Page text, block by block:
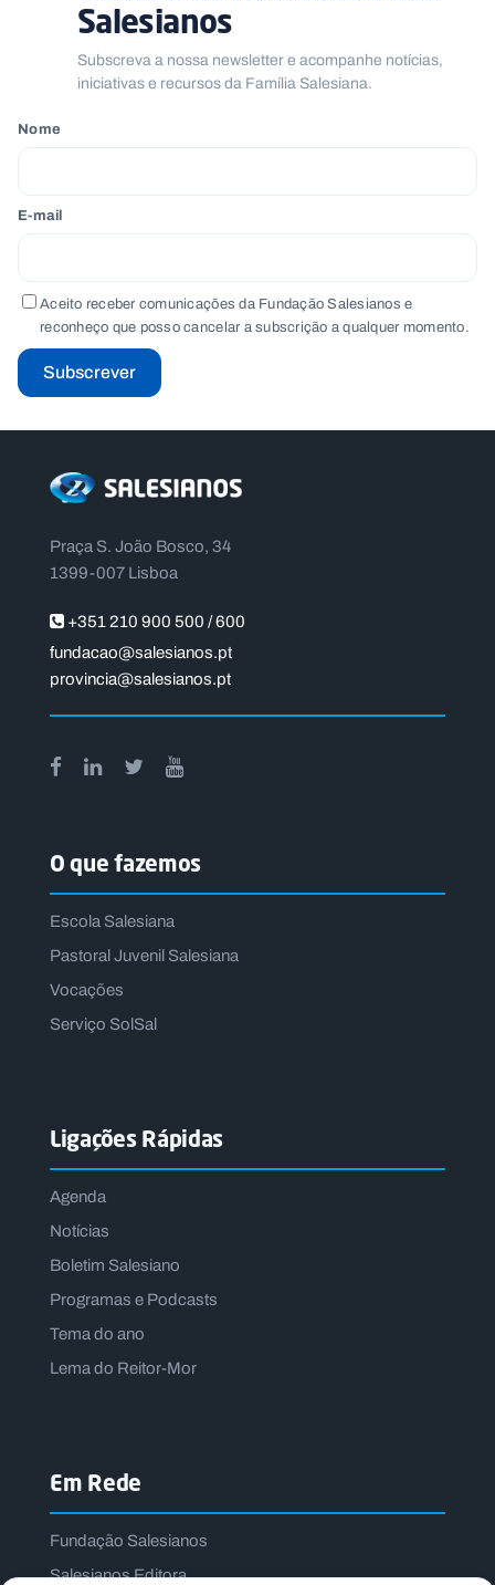
Salesianos
Subscreva a nossa newsletter e acompanhe notícias,
iniciativas e recursos da Família Salesiana.
Nome
E-mail
Aceito receber comunicações da Fundação Salesianos e
reconheço que posso cancelar a subscrição a qualquer momento.
Subscrever
Praça S. João Bosco, 34
1399-007 Lisboa
+351 210 900 500 / 600
fundacao@salesianos.pt
provincia@salesianos.pt
O que fazemos
Escola Salesiana
Pastoral Juvenil Salesiana
Vocações
Serviço SolSal
Ligações Rápidas
Agenda
Notícias
Boletim Salesiano
Programas e Podcasts
Tema do ano
Lema do Reitor-Mor
Em Rede
Fundação Salesianos
Salesianos Editora